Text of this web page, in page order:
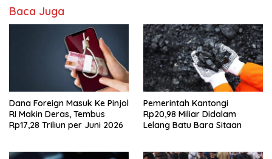
Baca Juga
Dana Foreign Masuk Ke Pinjol
RI Makin Deras, Tembus
Rp17,28 Triliun per Juni 2026
Pemerintah Kantongi
Rp20,98 Miliar Didalam
Lelang Batu Bara Sitaan